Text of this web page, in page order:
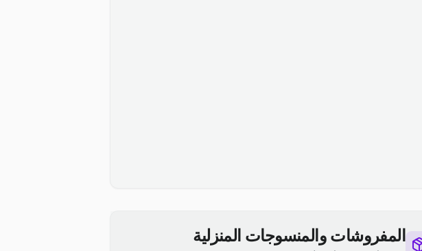
المفروشات والمنسوجات المنزلية